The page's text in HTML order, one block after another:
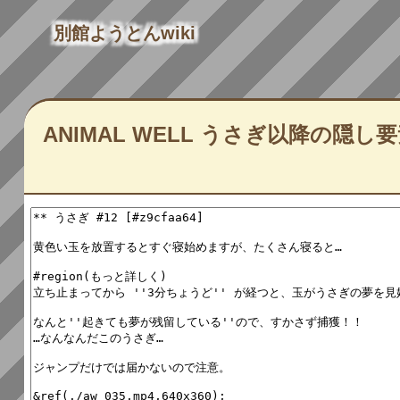
別館ようとんwiki
ANIMAL WELL うさぎ以降の隠し